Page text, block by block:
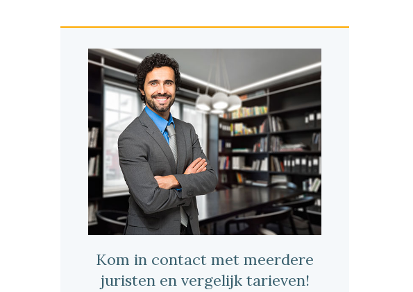
Kom in contact met meerdere
juristen en vergelijk tarieven!